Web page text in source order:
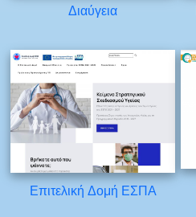
Διαύγεια
Επιτελική Δομή ΕΣΠΑ